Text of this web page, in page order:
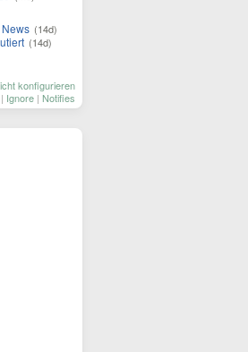
(14d)
(14d)
konfigurieren
| Ignore | Notifies